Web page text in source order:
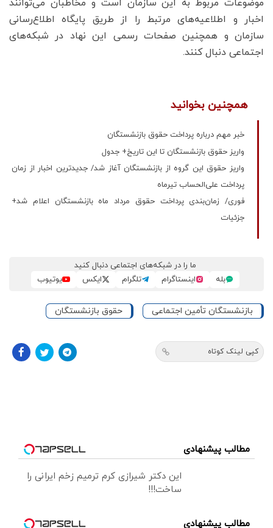
موضوعات مربوط به این سازمان است و مخاطبان می‌توانند
اخبار و اطلاعیه‌های مرتبط را از طریق پایگاه اطلاع‌رسانی
سازمان و همچنین صفحات رسمی این نهاد در شبکه‌های
اجتماعی دنبال کنند.
همچنین بخوانید
خبر مهم درباره پرداخت حقوق بازنشستگان
واریز حقوق بازنشستگان تا این تاریخ+ جدول
واریز حقوق این گروه از بازنشستگان آغاز شد/ جدیدترین اخبار از زمان
پرداخت علی‌الحساب تیرماه
فوری/ زمان‌بندی پرداخت حقوق مرداد ماه بازنشستگان اعلام شد+
جزئیات
ما را در شبکه‌های اجتماعی دنبال کنید
بله
اینستاگرام تلگرام ایکس یوتیوب
بازنشستگان تأمین اجتماعی حقوق بازنشستگان
کپی لینک کوتاه
مطالب پیشنهادی
این دکتر شیرازی کرم ترمیم زخم ایرانی را
ساخت!!!
مطالب پیشنهادی